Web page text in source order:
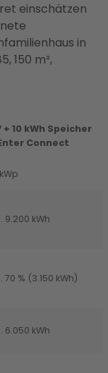
einschätzen
in
150 m²,
+ 10 kWh Speicher
Connect
9.200 kWh
70 % (3.150 kWh)
6.050 kWh